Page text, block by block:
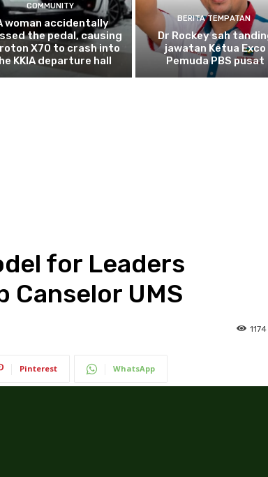
COMMUNITY
woman accidentally
the pedal, causing
X70 to crash into
KKIA departure hall
BERITA TEMPATAN
Dr Rockey sah
jawatan Ketua Exco
Pemuda PBS pusat